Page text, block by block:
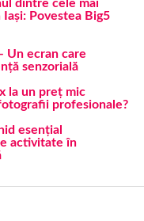
dintre cele mai
Povestea Big5
Un ecran care
senzorială
la un preț mic
profesionale?
esențial
activitate în